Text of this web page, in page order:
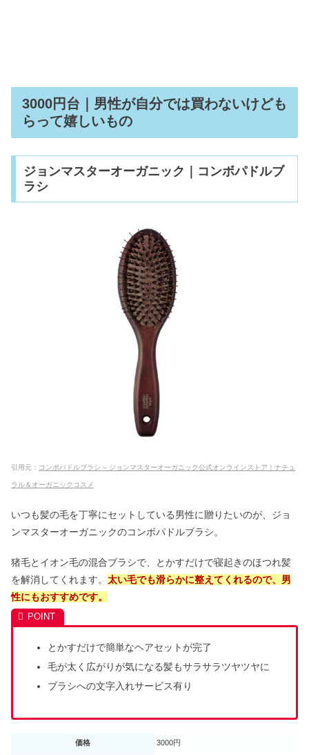
3000円台｜男性が自分では買わないけども
らって嬉しいもの
ジョンマスターオーガニック｜コンボパドルブ
ラシ
引用元： コンボパドルブラシ – ジョンマスターオーガニック公式オンラインストア｜ナチュ
ラル＆オーガニックコスメ
いつも髪の毛を丁寧にセットしている男性に贈りたいのが、ジョ
ンマスターオーガニックのコンボパドルブラシ。
猪毛とイオン毛の混合ブラシで、とかすだけで寝起きのほつれ髪
を解消してくれます。 太い毛でも滑らかに整えてくれるので、男
性にもおすすめです。
とかすだけで簡単なヘアセットが完了
毛が太く広がりが気になる髪もサラサラツヤツヤに
ブラシへの文字入れサービス有り
価格 3000円